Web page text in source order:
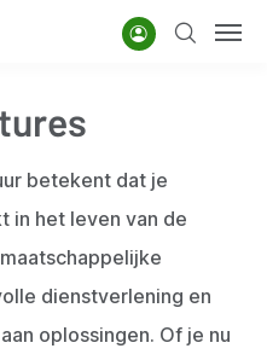
AccountZoeken
betekent dat je
in het leven van de
dienstverlening en
oplossingen. Of je nu